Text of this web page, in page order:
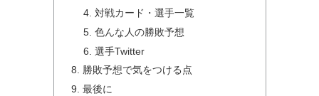
対戦カード・選手一覧
色んな人の勝敗予想
選手Twitter
勝敗予想で気をつける点
最後に